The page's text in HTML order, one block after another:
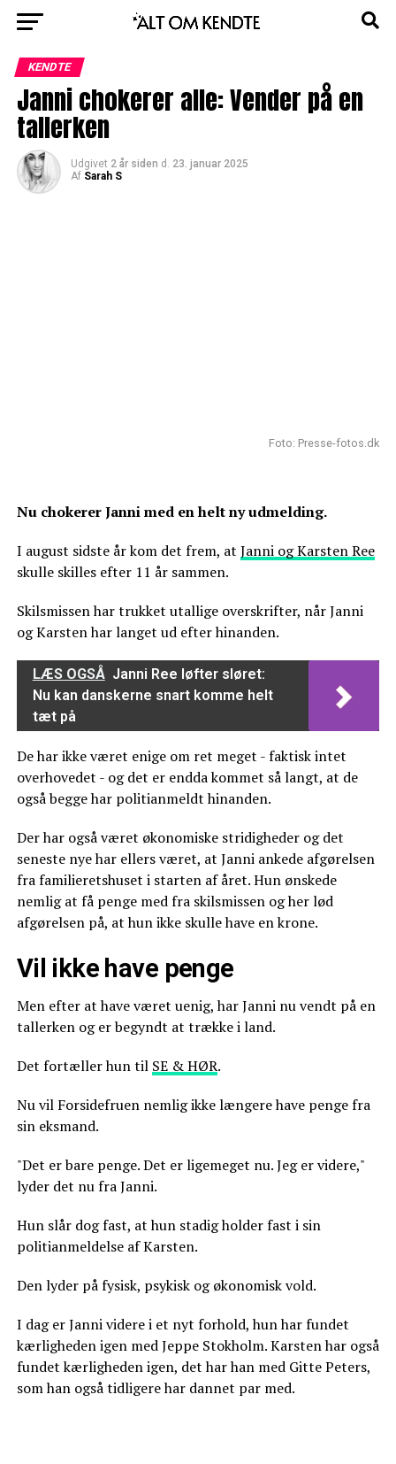
KENDTE
Janni chokerer alle: Vender på en
tallerken
Udgivet 2 år siden d. 23. januar 2025
Af Sarah S
Foto: Presse-fotos.dk
Nu chokerer Janni med en helt ny udmelding.
I august sidste år kom det frem, at Janni og Karsten Ree
skulle skilles efter 11 år sammen.
Skilsmissen har trukket utallige overskrifter, når Janni
og Karsten har langet ud efter hinanden.
LÆS OGSÅ Janni Ree løfter sløret:
Nu kan danskerne snart komme helt
tæt på
De har ikke været enige om ret meget - faktisk intet
overhovedet - og det er endda kommet så langt, at de
også begge har politianmeldt hinanden.
Der har også været økonomiske stridigheder og det
seneste nye har ellers været, at Janni ankede afgørelsen
fra familieretshuset i starten af året. Hun ønskede
nemlig at få penge med fra skilsmissen og her lød
afgørelsen på, at hun ikke skulle have en krone.
Vil ikke have penge
Men efter at have været uenig, har Janni nu vendt på en
tallerken og er begyndt at trække i land.
Det fortæller hun til SE & HØR.
Nu vil Forsidefruen nemlig ikke længere have penge fra
sin eksmand.
"Det er bare penge. Det er ligemeget nu. Jeg er videre,"
lyder det nu fra Janni.
Hun slår dog fast, at hun stadig holder fast i sin
politianmeldelse af Karsten.
Den lyder på fysisk, psykisk og økonomisk vold.
I dag er Janni videre i et nyt forhold, hun har fundet
kærligheden igen med Jeppe Stokholm. Karsten har også
fundet kærligheden igen, det har han med Gitte Peters,
som han også tidligere har dannet par med.